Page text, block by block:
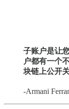
子账户是让
户都有一个
块链上公开
-Armani